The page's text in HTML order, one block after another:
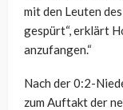
mit den Leuten
gespürt“, erklärt
anzufangen.“
Nach der 0:2-
zum Auftakt der